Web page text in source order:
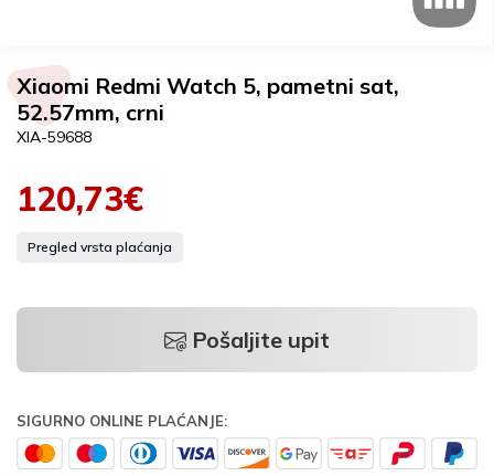
Xiaomi Redmi Watch 5, pametni sat,
52.57mm, crni
XIA-59688
120,73€
Pregled vrsta plaćanja
Pošaljite upit
SIGURNO ONLINE PLAĆANJE: